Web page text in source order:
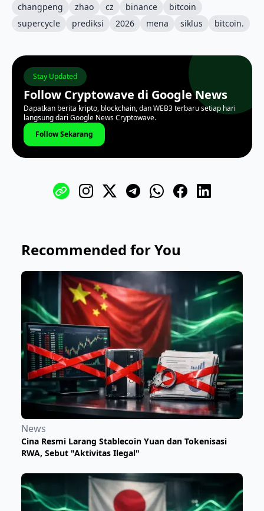
changpeng zhao cz binance
bitcoin
supercycle
prediksi 2026 mena siklus bitcoin.
Stay Updated
Follow Cryptowave di Google News
Dapatkan berita kripto, blockchain, dan WEB3 terbaru setiap hari
langsung dari Google News Cryptowave.
Follow Sekarang
Recommended for You
News
Cina Resmi Larang Stablecoin Yuan dan Tokenisasi
RWA, Sebut "Aktivitas Ilegal"